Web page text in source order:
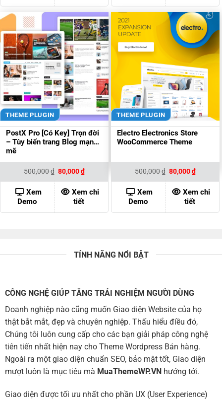
THEME PLUGIN
PostX Pro [Có Key] Trọn đời
– Tùy biến trang Blog mạnh
mẽ
500,000₫ Giá
gốc
là:
500,000 ₫.
80,000₫Giá
hiện
tại
là:
80,000 ₫.
Xem
Demo
Xem chi
tiết
THEME PLUGIN
Electro Electronics Store
WooCommerce Theme
500,000₫ Giá
gốc
là:
500,000 ₫.
80,000₫Giá
hiện
tại
là:
80,000
Xem
Demo
Xem chi
tiết
TÍNH NĂNG NỔI BẬT
CÔNG NGHỆ GIÚP TĂNG TRẢI NGHIỆM NGƯỜI DÙNG
Doanh nghiệp nào cũng muốn Giao diện Website của họ
thật bắt mắt, đẹp và chuyên nghiệp. Thấu hiểu điều đó,
Chúng tôi luôn cung cấp cho các bạn giải pháp công nghệ
tiên tiến nhất hiện nay cho Theme Wordpress Bán hàng.
Ngoài ra một giao diện chuẩn SEO, bảo mật tốt, Giao diện
mượt luôn là mục tiêu mà MuaThemeWP.VN hướng tới.
Giao diện được tối ưu nhất cho phần UX (User Experience)